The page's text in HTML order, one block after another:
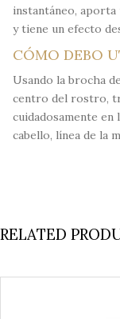
instantáneo,
y tiene un efecto
CÓMO DEBO
Usando la brocha
centro del rostro,
cuidadosamente
cabello, línea de la
RELATED